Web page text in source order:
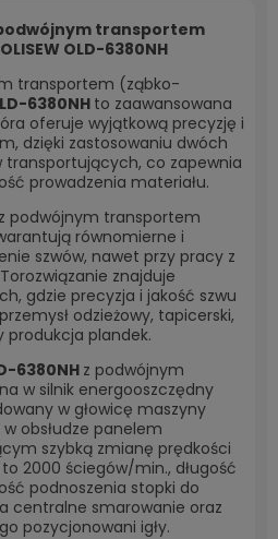
transportem
OLD-6380NH
transportem (ząbko-
6380NHto zaawansowana
oferuje wyjątkową precyzję i
dzięki zastosowaniu dwóch
co zapewnia
prowadzenia materiału.
podwójnym transportem
równomierne i
szwów, nawet przy pracy z
znajduje
gdzie precyzja i jakość szwu
odzieżowy, tapicerski,
produkcja plandek.
6380NHz podwójnym
w silnik energooszczędny
w głowicę maszyny
obsłudze panelem
szybką zmianę prędkości
2000 ściegów/min., długość
podnoszenia stopki do
centralne smarowanie oraz
pozycjonowani igły.